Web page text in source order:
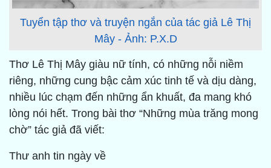
Tuyển tập thơ và truyện ngắn của tác giả Lê Thị
Mây - Ảnh: P.X.D
Thơ Lê Thị Mây giàu nữ tính, có những nỗi niềm
riêng, những cung bậc cảm xúc tinh tế và dịu dàng,
nhiều lúc chạm đến những ẩn khuất, đa mang khó
lòng nói hết. Trong bài thơ “Những mùa trăng mong
chờ” tác giả đã viết:
Thư anh tin ngày về